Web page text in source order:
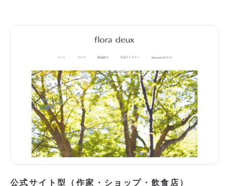
公式サイト型（作家・ショップ・飲食店）